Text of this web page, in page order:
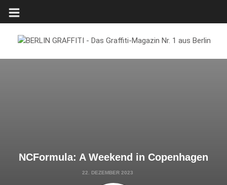
NCFormula: A Weekend in Copenhagen
22. DEZEMBER 2023